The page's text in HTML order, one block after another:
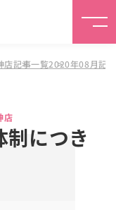
店記事一覧2020年08月記
店
制につき